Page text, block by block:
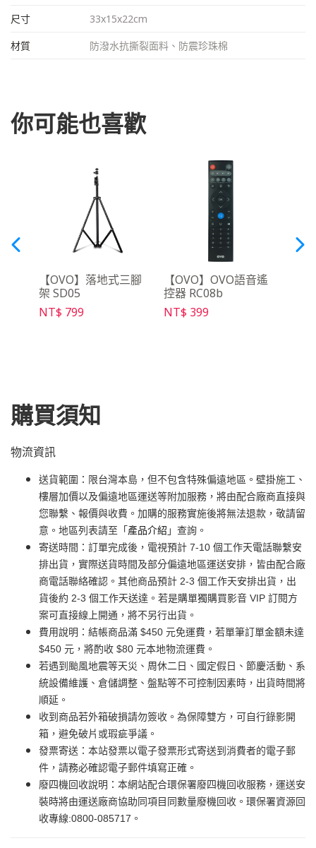
尺寸
33x15x22cm
材質
防潑水抗撕裂面料、防震珍珠棉
你可能也喜歡
【OVO】落地式三腳
架 SD05
NT$ 799
【OVO】OVO語音遙
控器 RC08b
NT$ 399
購買須知
物流資訊
送貨範圍：限台灣本島，但不包含特殊偏遠地區。壁掛施工、
樓層加價以及偏遠地區運送等附加服務，將由配合廠商直接與
您聯繫、報價與收費。加購的服務實施後將無法退款，敬請留
意。地區列表請至「 產品介紹 」查詢。
寄送時間：訂單完成後，電視預計 7-10 個工作天電話聯繫安
排出貨，實際送貨時間及部分偏遠地區運送安排，皆由配合廠
商電話聯絡確認。其他商品預計 2-3 個工作天安排出貨，出
貨後約 2-3 個工作天送達。若是購單獨購買影音 VIP 訂閱方
案可直接線上開通，將不另行出貨。
費用說明：結帳商品滿 $450 元免運費，若單筆訂單金額未達
$450 元，將酌收 $80 元本地物流運費。
若遇到颱風地震等天災、周休二日、國定假日、節慶活動、系
統設備維護、倉儲調整、盤點等不可控制因素時，出貨時間將
順延。
收到商品若外箱破損請勿簽收。為保障雙方，可自行錄影開
箱，避免破片或瑕疵爭議。
發票寄送：本站發票以電子發票形式寄送到消費者的電子郵
件，請務必確認電子郵件填寫正確。
廢四機回收說明：本網站配合環保署廢四機回收服務，運送安
裝時將由運送廠商協助同項目同數量廢機回收。環保署資源回
收專線:0800-085717。